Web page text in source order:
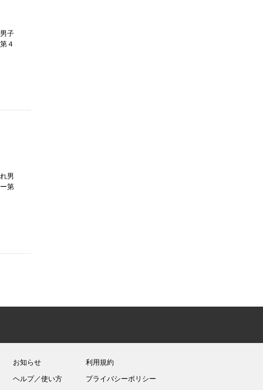
子
４
男
第
お知らせ
ヘルプ／使い方
利用規約
プライバシーポリシー